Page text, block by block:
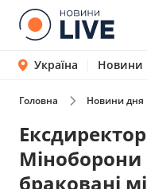
Україна Новини
Головна Новини дня
Міноборони
браковані